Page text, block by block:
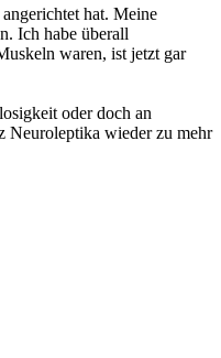
hat. Meine
Ich habe überall
waren, ist jetzt gar
oder doch an
Neuroleptika wieder zu mehr